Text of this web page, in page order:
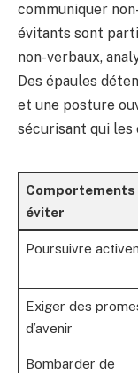
communiquer
évitants sont
non-verbaux,
Des épaules
et une posture
sécurisant qui les
Comportements
éviter
Poursuivre
Exiger des
d’avenir
Bombarder de